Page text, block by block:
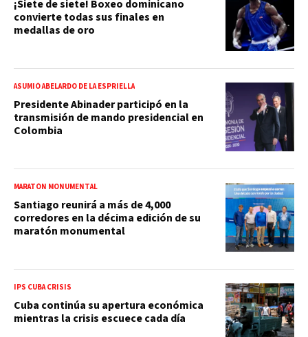
¡Siete de siete! Boxeo dominicano
convierte todas sus finales en
medallas de oro
ASUMIÓ ABELARDO DE LA ESPRIELLA
Presidente Abinader participó en la
transmisión de mando presidencial en
Colombia
MARATÓN MONUMENTAL
Santiago reunirá a más de 4,000
corredores en la décima edición de su
maratón monumental
IPS CUBA CRISIS
Cuba continúa su apertura económica
mientras la crisis escuece cada día